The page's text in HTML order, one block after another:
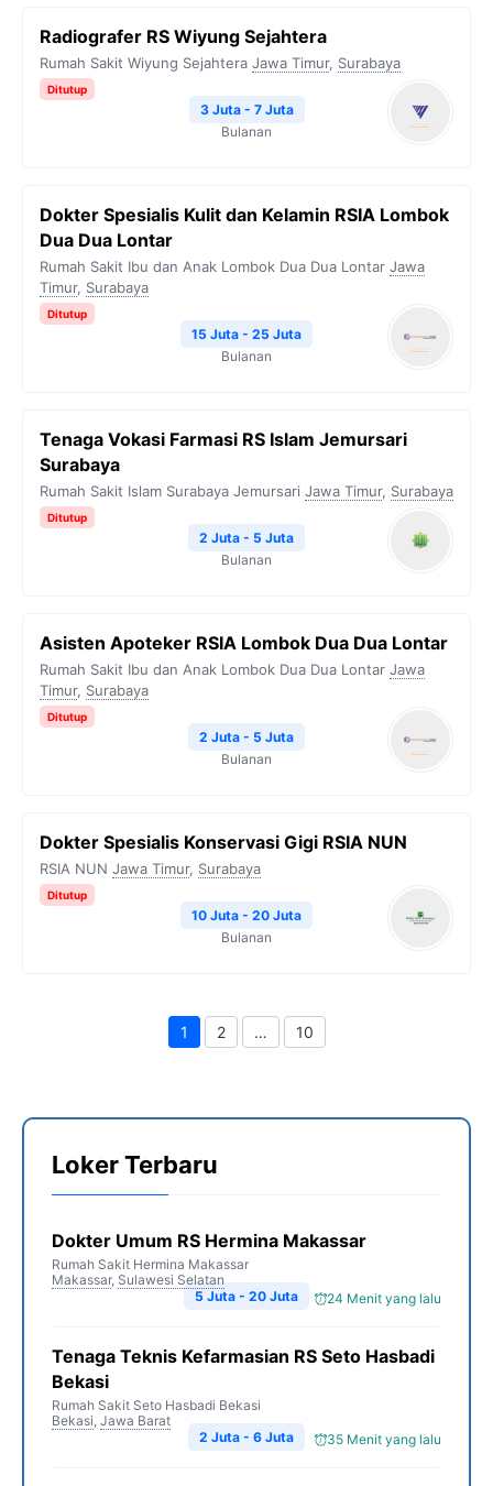
Radiografer RS Wiyung Sejahtera
Rumah Sakit Wiyung Sejahtera Jawa Timur, Surabaya
Ditutup
3 Juta - 7 Juta
Bulanan
Dokter Spesialis Kulit dan Kelamin RSIA Lombok
Dua Dua Lontar
Rumah Sakit Ibu dan Anak Lombok Dua Dua Lontar Jawa
Timur, Surabaya
Ditutup
15 Juta - 25 Juta
Bulanan
Tenaga Vokasi Farmasi RS Islam Jemursari
Surabaya
Rumah Sakit Islam Surabaya Jemursari Jawa Timur, Surabaya
Ditutup
2 Juta - 5 Juta
Bulanan
Asisten Apoteker RSIA Lombok Dua Dua Lontar
Rumah Sakit Ibu dan Anak Lombok Dua Dua Lontar Jawa
Timur, Surabaya
Ditutup
2 Juta - 5 Juta
Bulanan
Dokter Spesialis Konservasi Gigi RSIA NUN
RSIA NUN Jawa Timur, Surabaya
Ditutup
10 Juta - 20 Juta
Bulanan
Page
1 Page
2 … Page
10
Loker Terbaru
Dokter Umum RS Hermina Makassar
Rumah Sakit Hermina Makassar
Makassar, Sulawesi Selatan
24 Menit yang lalu
5 Juta - 20 Juta
Tenaga Teknis Kefarmasian RS Seto Hasbadi
Bekasi
Rumah Sakit Seto Hasbadi Bekasi
Bekasi, Jawa Barat
35 Menit yang lalu
2 Juta - 6 Juta